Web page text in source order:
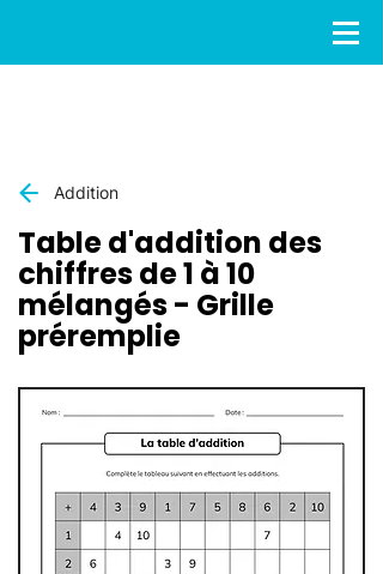
Addition
Table d'addition des
chiffres de 1 à 10
mélangés - Grille
préremplie